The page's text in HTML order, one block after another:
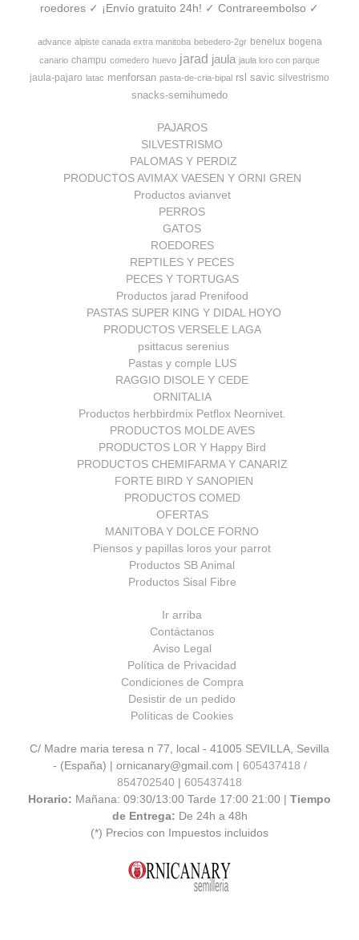
roedores ✓ ¡Envío gratuito 24h! ✓ Contrareembolso ✓
advance alpiste canada extra manitoba bebedero-2gr benelux bogena
canario champu comedero huevo jarad jaula jaula loro con parque
jaula-pajaro latac menforsan pasta-de-cria-bipal rsl savic silvestrismo
snacks-semihumedo
PAJAROS
SILVESTRISMO
PALOMAS Y PERDIZ
PRODUCTOS AVIMAX VAESEN Y ORNI GREN
Productos avianvet
PERROS
GATOS
ROEDORES
REPTILES Y PECES
PECES Y TORTUGAS
Productos jarad Prenifood
PASTAS SUPER KING Y DIDAL HOYO
PRODUCTOS VERSELE LAGA
psittacus serenius
Pastas y comple LUS
RAGGIO DISOLE Y CEDE
ORNITALIA
Productos herbbirdmix Petflox Neornivet.
PRODUCTOS MOLDE AVES
PRODUCTOS LOR Y Happy Bird
PRODUCTOS CHEMIFARMA Y CANARIZ
FORTE BIRD Y SANOPIEN
PRODUCTOS COMED
OFERTAS
MANITOBA Y DOLCE FORNO
Piensos y papillas loros your parrot
Productos SB Animal
Productos Sisal Fibre
Ir arriba
Contáctanos
Aviso Legal
Política de Privacidad
Condiciones de Compra
Desistir de un pedido
Políticas de Cookies
C/ Madre maria teresa n 77, local - 41005 SEVILLA, Sevilla
- (España) | ornicanary@gmail.com | 605437418 /
854702540 | 605437418
Horario: Mañana: 09:30/13:00 Tarde 17:00 21:00 | Tiempo
de Entrega: De 24h a 48h
(*) Precios con Impuestos incluidos